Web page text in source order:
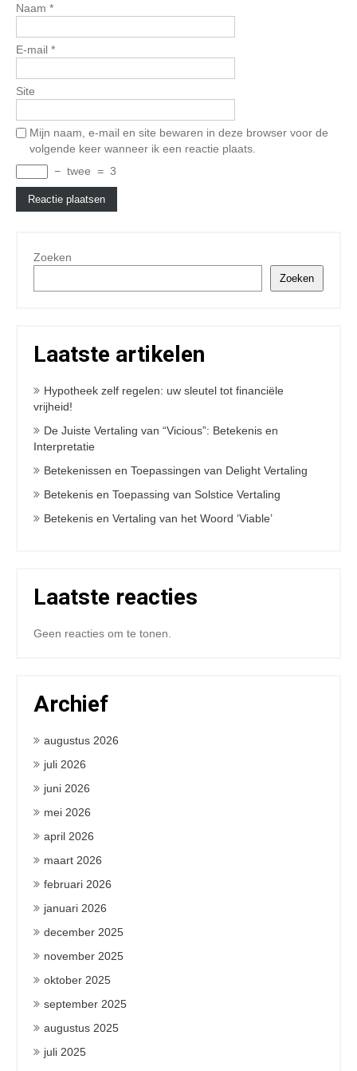
Naam *
E-mail *
Site
Mijn naam, e-mail en site bewaren in deze browser voor de
volgende keer wanneer ik een reactie plaats.
− twee = 3
Zoeken
Zoeken
Laatste artikelen
Hypotheek zelf regelen: uw sleutel tot financiële
vrijheid!
De Juiste Vertaling van “Vicious”: Betekenis en
Interpretatie
Betekenissen en Toepassingen van Delight Vertaling
Betekenis en Toepassing van Solstice Vertaling
Betekenis en Vertaling van het Woord ‘Viable’
Laatste reacties
Geen reacties om te tonen.
Archief
augustus 2026
juli 2026
juni 2026
mei 2026
april 2026
maart 2026
februari 2026
januari 2026
december 2025
november 2025
oktober 2025
september 2025
augustus 2025
juli 2025